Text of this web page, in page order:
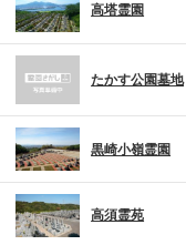
高塔霊園
たかす公園墓地
黒崎小嶺霊園
高須霊苑